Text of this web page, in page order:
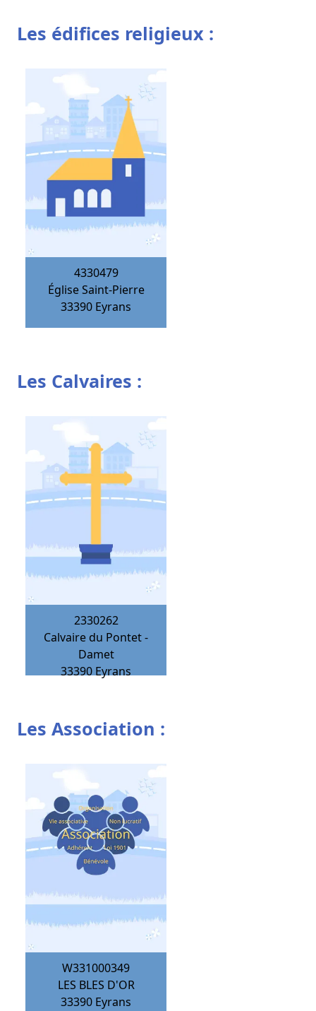
Les édifices religieux :
4330479
Église Saint-Pierre
33390 Eyrans
Les Calvaires :
2330262
Calvaire du Pontet -
Damet
33390 Eyrans
Les Association :
W331000349
LES BLES D'OR
33390 Eyrans